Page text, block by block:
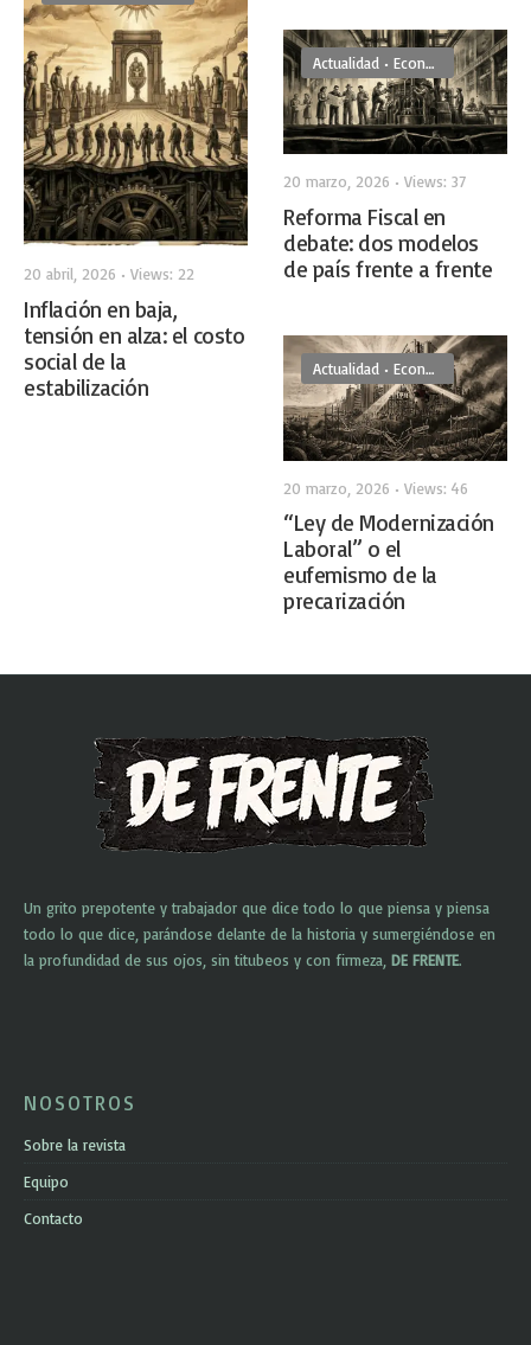
20 abril, 2026 • Views: 22
Inflación en baja,
tensión en alza: el costo
social de la
estabilización
Actualidad • Economía
20 marzo, 2026 • Views: 37
Reforma Fiscal en
debate: dos modelos
de país frente a frente
Actualidad • Economía
20 marzo, 2026 • Views: 46
“Ley de Modernización
Laboral” o el
eufemismo de la
precarización
Un grito prepotente y trabajador que dice todo lo que piensa y piensa
todo lo que dice, parándose delante de la historia y sumergiéndose en
la profundidad de sus ojos, sin titubeos y con firmeza, DE FRENTE.
NOSOTROS
Sobre la revista
Equipo
Contacto